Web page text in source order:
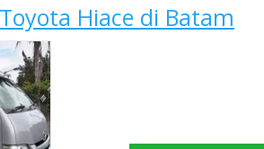
Hiace di Batam